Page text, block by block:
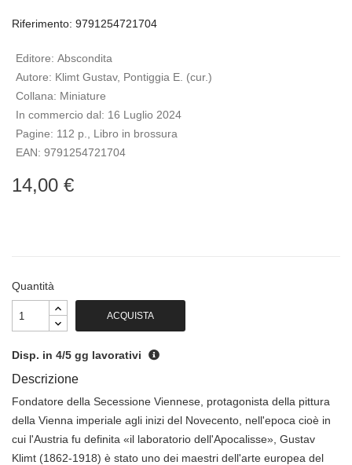
Riferimento: 9791254721704
Editore: Abscondita
Autore: Klimt Gustav, Pontiggia E. (cur.)
Collana: Miniature
In commercio dal: 16 Luglio 2024
Pagine: 112 p., Libro in brossura
EAN: 9791254721704
14,00 €
Quantità
ACQUISTA
Disp. in 4/5 gg lavorativi
Descrizione
Fondatore della Secessione Viennese, protagonista della pittura
della Vienna imperiale agli inizi del Novecento, nell'epoca cioè in
cui l'Austria fu definita «il laboratorio dell'Apocalisse», Gustav
Klimt (1862-1918) è stato uno dei maestri dell'arte europea del